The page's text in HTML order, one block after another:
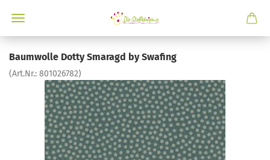
Baumwolle Dotty Smaragd by Swafing
(Art.Nr.: 801026782)